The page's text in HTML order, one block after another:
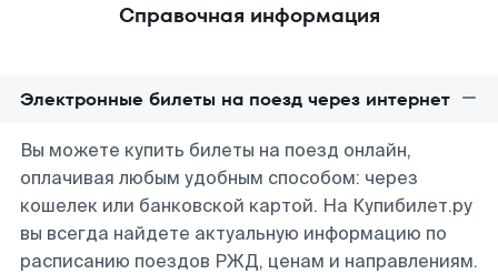
Справочная информация
Электронные билеты на поезд через интернет
Вы можете купить билеты на поезд онлайн,
оплачивая любым удобным способом: через
кошелек или банковской картой. На Купибилет.ру
вы всегда найдете актуальную информацию по
расписанию поездов РЖД, ценам и направлениям.